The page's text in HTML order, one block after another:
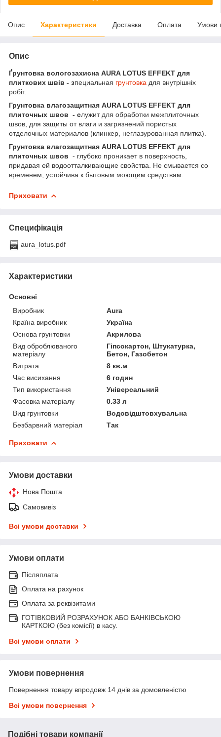
Опис Характеристики Доставка Оплата Умови
Опис
Ґрунтовка вологозахисна AURA LOTUS EFFEKT для
плиткових швів - зпециальная грунтовка для внутрішніх
робіт.
Грунтовка влагозащитная AURA LOTUS EFFEKT для
плиточных швов - служит для обработки межплиточных
швов, для защиты от влаги и загрязнений пористых
отделочных материалов (клинкер, неглазурованная плитка).
Грунтовка влагозащитная AURA LOTUS EFFEKT для
плиточных швов - глубоко проникает в поверхность,
придавая ей водоотталкивающие свойства. Не смывается со
временем, устойчива к бытовым моющим средствам.
Приховати
Специфікація
aura_lotus.pdf
Характеристики
Основні
Виробник
Aura
Країна виробник
Україна
Основа грунтовки
Акрилова
Вид оброблюваного
матеріалу
Гіпсокартон, Штукатурка,
Бетон, Газобетон
Витрата
8 кв.м
Час висихання
6 годин
Тип використання
Універсальний
Фасовка матеріалу
0.33 л
Вид грунтовки
Водовідштовхувальна
Безбарвний матеріал
Так
Приховати
Умови доставки
Нова Пошта
Самовивіз
Всі умови доставки
Умови оплати
Післяплата
Оплата на рахунок
Оплата за реквізитами
ГОТІВКОВИЙ РОЗРАХУНОК АБО БАНКІВСЬКОЮ
КАРТКОЮ (без комісії) в касу.
Всі умови оплати
Умови повернення
Повернення товару впродовж 14 днів за домовленістю
Всі умови повернення
Подібні товари компанії